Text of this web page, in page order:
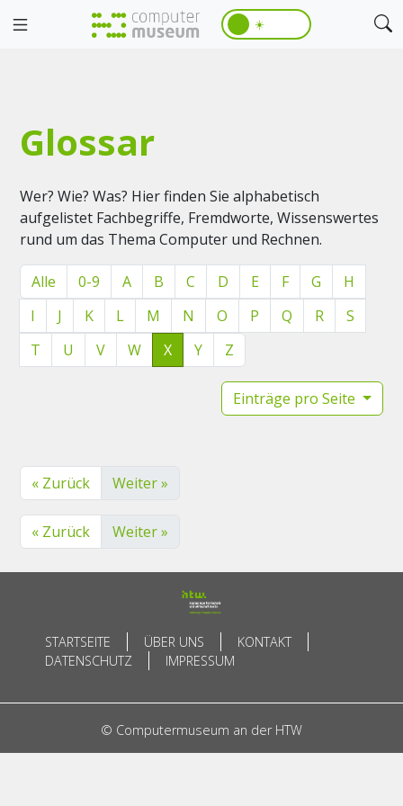
☀️
Glossar
Wer? Wie? Was? Hier finden Sie alphabetisch
aufgelistet Fachbegriffe, Fremdworte, Wissenswertes
rund um das Thema Computer und Rechnen.
Alle 0-9 A B C D E F G
H
I
J K L M N O P Q R
S
T
U V W X Y Z
Einträge pro Seite
« Zurück Weiter »
« Zurück Weiter »
STARTSEITE ÜBER UNS
KONTAKT
DATENSCHUTZ
IMPRESSUM
© Computermuseum an der HTW